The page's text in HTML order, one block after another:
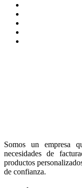
Somos un empresa
necesidades de
productos
de confianza.